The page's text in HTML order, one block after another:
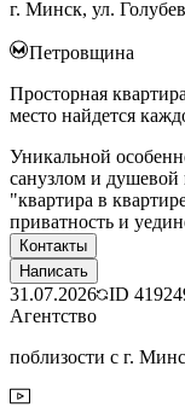
г. Минск, ул.
Петровщина
Просторная
место найдется
Уникальной
санузлом и душевой
"квартира в
приватность и
Контакты
Написать
31.07.2026 ID
Агентство
поблизости с г.